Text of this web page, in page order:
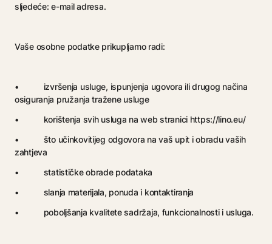
sljedeće: e-mail adresa.
Vaše osobne podatke prikupljamo radi:
• izvršenja usluge, ispunjenja ugovora ili drugog načina
osiguranja pružanja tražene usluge
• korištenja svih usluga na web stranici https://lino.eu/
• što učinkovitijeg odgovora na vaš upit i obradu vaših
zahtjeva
• statističke obrade podataka
• slanja materijala, ponuda i kontaktiranja
• poboljšanja kvalitete sadržaja, funkcionalnosti i usluga.